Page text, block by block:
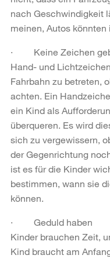
nach Geschwindigkeit
meinen, Autos könnten
· Keine Zeichen
Hand- und
Fahrbahn zu betreten,
achten. Ein
ein Kind als
überqueren. Es wird
sich zu vergewissern,
der Gegenrichtung
ist es für die Kinder
bestimmen, wann sie
können.
· Geduld haben
Kinder brauchen Zeit,
Kind braucht am